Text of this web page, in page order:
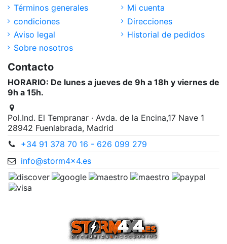
Términos generales
condiciones
Aviso legal
Sobre nosotros
Mi cuenta
Direcciones
Historial de pedidos
Contacto
HORARIO: De lunes a jueves de 9h a 18h y viernes de
9h a 15h.
Pol.Ind. El Tempranar · Avda. de la Encina,17 Nave 1
28942 Fuenlabrada, Madrid
+34 91 378 70 16 - 626 099 279
info@storm4x4.es